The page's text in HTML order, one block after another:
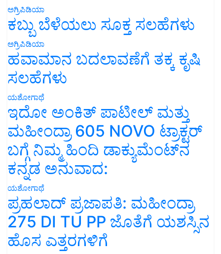
ಅಗ್ರಿಪಿಡಿಯಾ
ಕಬ್ಬು ಬೆಳೆಯಲು ಸೂಕ್ತ ಸಲಹೆಗಳು
ಅಗ್ರಿಪಿಡಿಯಾ
ಹವಾಮಾನ ಬದಲಾವಣೆಗೆ ತಕ್ಕ ಕೃಷಿ
ಸಲಹೆಗಳು
ಯಶೋಗಾಥೆ
ಇದೋ ಅಂಕಿತ್ ಪಾಟೀಲ್ ಮತ್ತು
ಮಹೀಂದ್ರಾ 605 NOVO ಟ್ರಾಕ್ಟರ್
ಬಗ್ಗೆ ನಿಮ್ಮ ಹಿಂದಿ ಡಾಕ್ಯುಮೆಂಟ್‌ನ
ಕನ್ನಡ ಅನುವಾದ:
ಯಶೋಗಾಥೆ
ಪ್ರಹಲಾದ್ ಪ್ರಜಾಪತಿ: ಮಹೀಂದ್ರಾ
275 DI TU PP ಜೊತೆಗೆ ಯಶಸ್ಸಿನ
ಹೊಸ ಎತ್ತರಗಳಿಗೆ